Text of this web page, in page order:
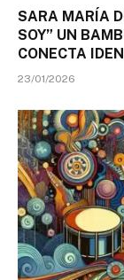
SARA MARÍA
SOY” UN
CONECTA
23/01/2026